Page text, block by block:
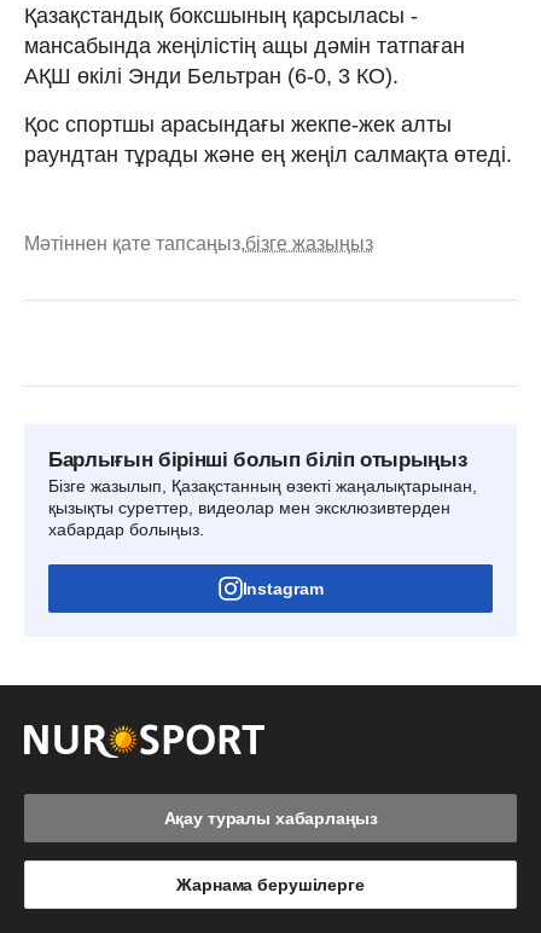
Қазақстандық боксшының қарсыласы -
мансабында жеңілістің ащы дәмін татпаған
АҚШ өкілі Энди Бельтран (6-0, 3 КО).
Қос спортшы арасындағы жекпе-жек алты
раундтан тұрады және ең жеңіл салмақта өтеді.
Мәтіннен қате тапсаңыз,бізге жазыңыз
Барлығын бірінші болып біліп отырыңыз
Бізге жазылып, Қазақстанның өзекті жаңалықтарынан,
қызықты суреттер, видеолар мен эксклюзивтерден
хабардар болыңыз.
Instagram
Ақау туралы хабарлаңыз
Жарнама берушілерге